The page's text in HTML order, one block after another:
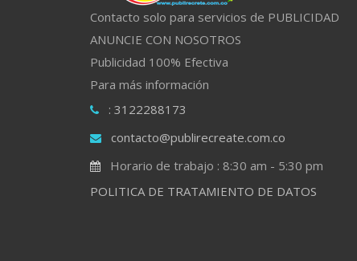
Contacto solo para servicios de PUBLICIDAD
ANUNCIE CON NOSOTROS
Publicidad 100% Efectiva
Para más información
: 3122288173
contacto@publirecreate.com.co
Horario de trabajo : 8:30 am - 5:30 pm
POLITICA DE TRATAMIENTO DE DATOS